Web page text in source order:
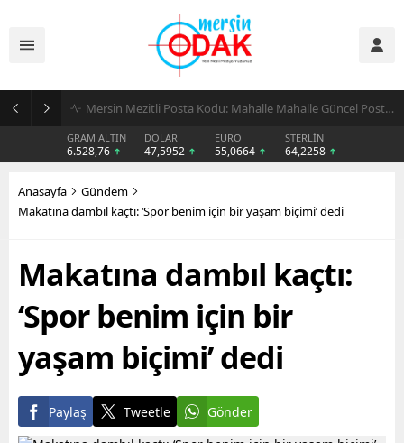
Günlük Stil İçin Erkek Sneaker Önerileri
GRAM ALTIN
6.528,76
DOLAR
47,5952
EURO
55,0664
STERLİN
64,2258
Anasayfa
Gündem
Makatına dambıl kaçtı: ‘Spor benim için bir yaşam biçimi’ dedi
Makatına dambıl kaçtı:
‘Spor benim için bir
yaşam biçimi’ dedi
Paylaş Tweetle Gönder